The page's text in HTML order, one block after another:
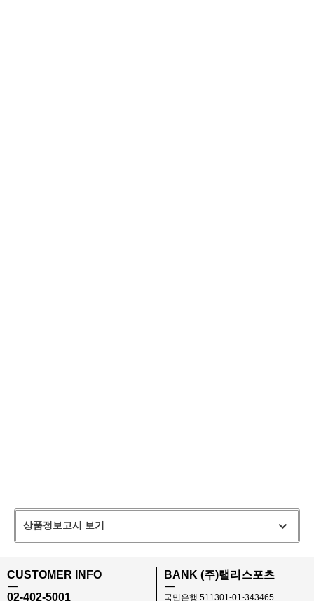
상품정보고시 보기
CUSTOMER INFO
ㅡ
02-402-5001
BANK (주)랠리스포츠
ㅡ
국민은행 511301-01-343465